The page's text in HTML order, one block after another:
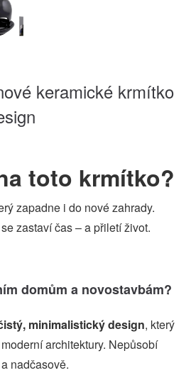
keramické krmítko
toto krmítko?
zapadne i do nové zahrady.
zastaví čas – a přiletí život.
domům a novostavbám?
minimalistický design, který
architektury. Nepůsobí
nadčasově.